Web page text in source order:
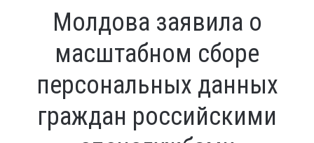
Молдова заявила о
масштабном сборе
персональных данных
граждан российскими